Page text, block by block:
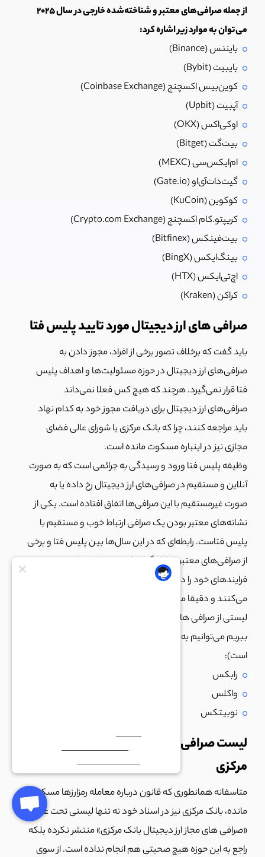
از جمله صرافی‌های معتبر و شناخته‌شده خارجی در سال 2025
می‌توان به موارد زیر اشاره کرد:
بایننس (Binance)
بایبیت (Bybit)
کوین‌بیس اکسچنج (Coinbase Exchange)
آپبیت (Upbit)
اوکی‌اکس (OKX)
بیت‌گت (Bitget)
ام‌ایکس‌سی (MEXC)
گیت‌دات‌آی‌او (Gate.io)
کوکوین (KuCoin)
کریپتو.کام اکسچنج (Crypto.com Exchange)
بیت‌فینکس (Bitfinex)
بینگ‌ایکس (BingX)
اچ‌تی‌ایکس (HTX)
کراکن (Kraken)
صرافی های ارز دیجیتال مورد تایید پلیس فتا
باید گفت که برخلاف تصور برخی از افراد، مجوز دادن به
صرافی‌های ارز دیجیتال در حوزه مسئولیت‌ها و اهداف پلیس
فتا قرار نمی‌گیرد. هرچند که هیچ کس فعلا نمی‌داند
صرافی‌های ارز دیجیتال برای دریافت مجوز خود به کدام نهاد
باید مراجعه کنند، چرا که بانک مرکزی یا شورای عالی فضای
مجازی نیز در اینباره مسکوت مانده است.
وظیفه پلیس فتا ورود و رسیدگی به جرائمی است که به صورت
آنلاین و مستقیم در صرافی‌های ارز دیجیتال رخ داده یا به
صورت غیرمستقیم با این صرافی‌ها اتفاق افتاده است. یکی از
نشانه‌های معتبر بودن یک صرافی ارتباط خوب و مستقیم با
پلیس فتاست. رابطه‌ای که در این سال‌ها بین پلیس فتا و برخی
از صرافی‌های معتبر شکل گرفته است. صرافی‌های معتبر
فرایندهای خود را دقیقا مطابق با الزامات پلیس فتا طراحی
می‌کنند و دقیقا مطابق با آن رفتار می‌کنند. اگر بخواهیم
لیستی از صرافی های ارز دیجیتال مورد تایید پلیس فتا را نام
ببریم می‌توانیم به موارد زیر اشاره کنیم (این لیست غیر رسمی
است):
رابکس
واکلس
نوبیتکس
لیست صرافی های مجاز ارز دیجیتال بانک
مرکزی
متاسفانه همانطوری که قانون درباره معامله رمزارزها مسکوت
مانده، بانک مرکزی نیز در اسناد خود نه تنها لیستی تحت عنوان
«صرافی های مجاز ارز دیجیتال بانک مرکزی» منتشر نکرده بلکه
راجع به این حوزه هیچ صحبتی هم انجام نداده است. از سوی